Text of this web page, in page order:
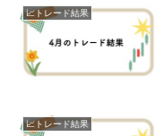
📈トレード結果
📈トレード結果